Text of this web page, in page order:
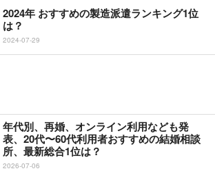
2024年 おすすめの製造派遣ランキング1位
は？
2024-07-29
年代別、再婚、オンライン利用なども発
表、20代〜60代利用者おすすめの結婚相談
所、最新総合1位は？
2026-07-06